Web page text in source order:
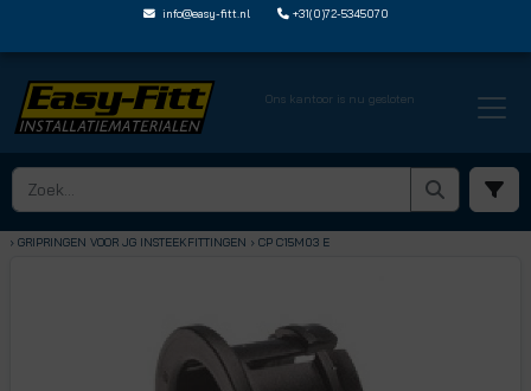
info@easy-fitt.nl +31(0)72-5345070
Ons kantoor is nu gesloten
HOME › SPEEDFIT ACCESSOIRES EN RESERVE ONDERDELEN
› GRIPRINGEN VOOR JG INSTEEKFITTINGEN › CP C15M03 E